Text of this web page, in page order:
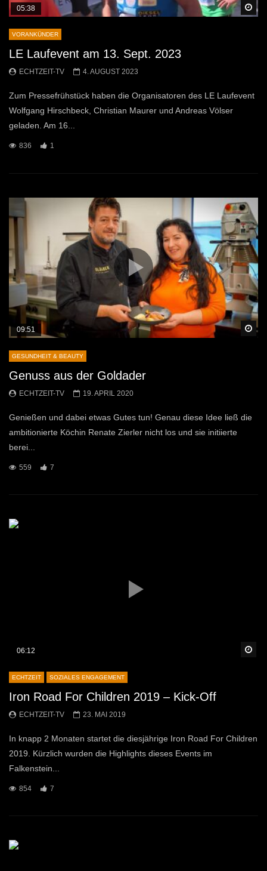
05:38
VORANKÜNDER
LE Laufevent am 13. Sept. 2023
ECHTZEIT-TV 4. AUGUST 2023
Zum Pressefrühstück haben die Organisatoren des LE Laufevent
Wolfgang Hirschbeck, Christian Maurer und Andreas Völser
geladen. Am 16...
836 1
09:51
GESUNDHEIT & BEAUTY
Genuss aus der Goldader
ECHTZEIT-TV 19. APRIL 2020
Genießen und dabei etwas Gutes tun! Genau diese Idee ließ die
ambitionierte Köchin Renate Zierler nicht los und sie initiierte
berei...
559 7
06:12
ECHTZEIT SOZIALES ENGAGEMENT
Iron Road For Children 2019 – Kick-Off
ECHTZEIT-TV 23. MAI 2019
In knapp 2 Monaten startet die diesjährige Iron Road For Children
2019. Kürzlich wurden die Highlights dieses Events im
Falkenstein...
854 7